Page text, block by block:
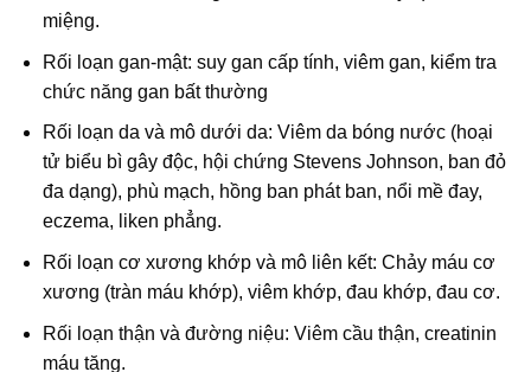
miệng.
Rối loạn gan-mật: suy gan cấp tính, viêm gan, kiểm tra
chức năng gan bất thường
Rối loạn da và mô dưới da: Viêm da bóng nước (hoại
tử biểu bì gây độc, hội chứng Stevens Johnson, ban đỏ
đa dạng), phù mạch, hồng ban phát ban, nổi mề đay,
eczema, liken phẳng.
Rối loạn cơ xương khớp và mô liên kết: Chảy máu cơ
xương (tràn máu khớp), viêm khớp, đau khớp, đau cơ.
Rối loạn thận và đường niệu: Viêm cầu thận, creatinin
máu tăng.